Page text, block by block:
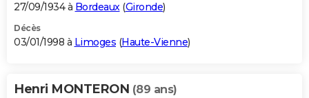
27/09/1934 à Bordeaux(Gironde)
Décès
03/01/1998 à Limoges (Haute-Vienne)
Henri MONTERON (89 ans)